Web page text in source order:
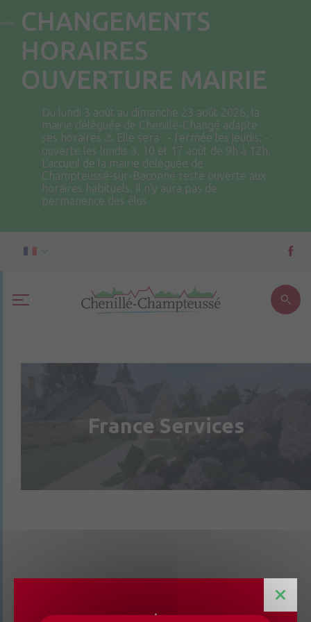
CHANGEMENTS
HORAIRES
OUVERTURE MAIRIE
Du lundi 3 août au dimanche 23 août 2026, la
mairie déléguée de Chenillé-Changé adapte
ses horaires ⚠ Elle sera : - fermée les jeudis. -
ouverte les lundis 3, 10 et 17 août de 9h à 12h.
L'accueil de la mairie déléguée de
Champteussé-sur-Baconne reste ouverte aux
horaires habituels. Il n'y aura pas de
permanence des élus
France Services